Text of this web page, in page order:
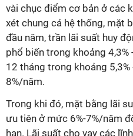
vài chục điểm cơ bản ở các
xét chung cả hệ thống, mặt
đầu năm, trần lãi suất huy
phổ biến trong khoảng
12 tháng trong khoảng
8%/năm.
Trong khi đó, mặt bằng lãi
ưu tiên ở mức 6%-7%/năm
hạn. Lãi suất cho vay các